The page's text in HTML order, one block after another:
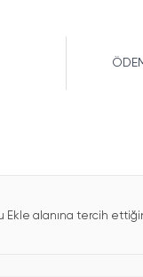
Ekle alanına tercih